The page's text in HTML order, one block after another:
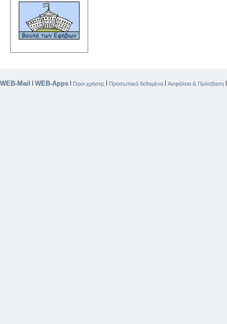
WEB-Mail WEB-Apps |Όροι χρήσης Προσωπικά δεδομένα Ασφάλεια & Πρόσβαση